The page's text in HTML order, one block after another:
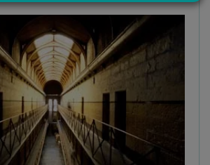
nuestra Política de cookies.
personal
Aceptar cookies
cookies Política de cookies